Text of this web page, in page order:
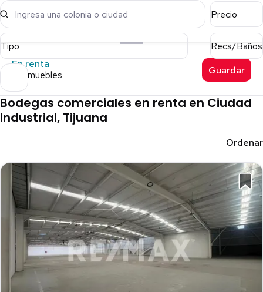
Ingresa una colonia o ciudad Precio
Tipo
Recs/Baños
En renta
13 inmuebles Guardar
Bodegas comerciales en renta en Ciudad
Industrial, Tijuana
Ordenar